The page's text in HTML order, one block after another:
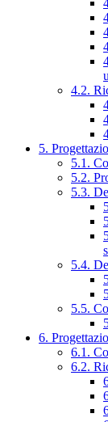
4.2.
5.
5.1.
5.2.
5.3.
5.4.
5.5.
6.
6.1.
6.2.